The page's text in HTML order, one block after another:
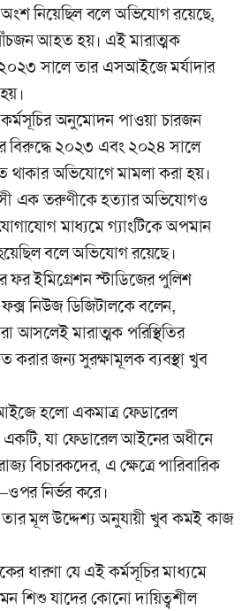
অংশ নিয়েছিল বলে অভিযোগ রয়েছে,
আহত হয়। এই মারাত্মক
সালে তার এসআইজে মর্যাদার
অনুমোদন পাওয়া চারজন
বিরুদ্ধে ২০২৩ এবং ২০২৪ সালে
থাকার অভিযোগে মামলা করা হয়।
এক তরুণীকে হত্যার অভিযোগও
মাধ্যমে গ্যাংটিকে অপমান
বলে অভিযোগ রয়েছে।
ফর ইমিগ্রেশন স্টাডিজের পুলিশ
নিউজ ডিজিটালকে বলেন,
মারাত্মক পরিস্থিতির
করার জন্য সুরক্ষামূলক ব্যবস্থা খুব
হলো একমাত্র ফেডারেল
যা ফেডারেল আইনের অধীনে
বিচারকদের, এ ক্ষেত্রে পারিবারিক
নির্ভর করে।
তার মূল উদ্দেশ্য অনুযায়ী খুব কমই কাজ
ধারণা যে এই কর্মসূচির মাধ্যমে
শিশু যাদের কোনো দায়িত্বশীল